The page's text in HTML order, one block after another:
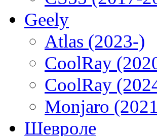
Geely
Atlas (2023-)
CoolRay
CoolRay
Monjaro
Шевроле